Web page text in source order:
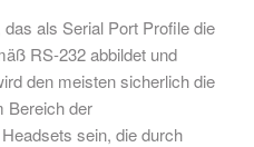
als Serial Port Profile die
RS-232 abbildet und
den meisten sicherlich die
Bereich der
sein, die durch